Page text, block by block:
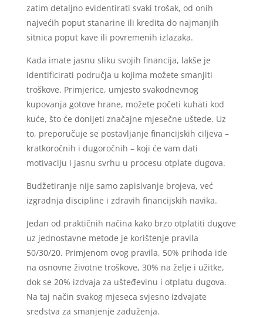
zatim detaljno evidentirati svaki trošak, od onih
najvećih poput stanarine ili kredita do najmanjih
sitnica poput kave ili povremenih izlazaka.
Kada imate jasnu sliku svojih financija, lakše je
identificirati područja u kojima možete smanjiti
troškove. Primjerice, umjesto svakodnevnog
kupovanja gotove hrane, možete početi kuhati kod
kuće, što će donijeti značajne mjesečne uštede. Uz
to, preporučuje se postavljanje financijskih ciljeva –
kratkoročnih i dugoročnih – koji će vam dati
motivaciju i jasnu svrhu u procesu otplate dugova.
Budžetiranje nije samo zapisivanje brojeva, već
izgradnja discipline i zdravih financijskih navika.
Jedan od praktičnih načina kako brzo otplatiti dugove
uz jednostavne metode je korištenje pravila
50/30/20. Primjenom ovog pravila, 50% prihoda ide
na osnovne životne troškove, 30% na želje i užitke,
dok se 20% izdvaja za ušteđevinu i otplatu dugova.
Na taj način svakog mjeseca svjesno izdvajate
sredstva za smanjenje zaduženja.